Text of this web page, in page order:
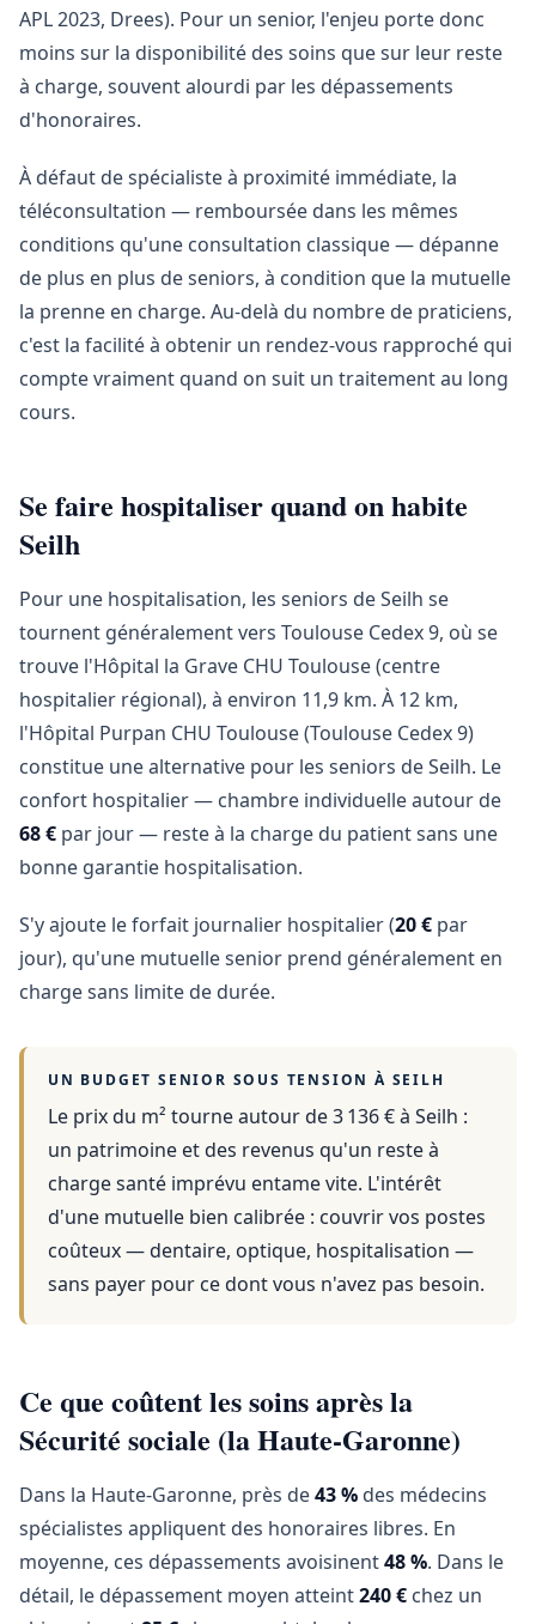
APL 2023, Drees). Pour un senior, l'enjeu porte donc
moins sur la disponibilité des soins que sur leur reste
à charge, souvent alourdi par les dépassements
d'honoraires.
À défaut de spécialiste à proximité immédiate, la
téléconsultation — remboursée dans les mêmes
conditions qu'une consultation classique — dépanne
de plus en plus de seniors, à condition que la mutuelle
la prenne en charge. Au-delà du nombre de praticiens,
c'est la facilité à obtenir un rendez-vous rapproché qui
compte vraiment quand on suit un traitement au long
cours.
Se faire hospitaliser quand on habite
Seilh
Pour une hospitalisation, les seniors de Seilh se
tournent généralement vers Toulouse Cedex 9, où se
trouve l'Hôpital la Grave CHU Toulouse (centre
hospitalier régional), à environ 11,9 km. À 12 km,
l'Hôpital Purpan CHU Toulouse (Toulouse Cedex 9)
constitue une alternative pour les seniors de Seilh. Le
confort hospitalier — chambre individuelle autour de
68 € par jour — reste à la charge du patient sans une
bonne garantie hospitalisation.
S'y ajoute le forfait journalier hospitalier (20 € par
jour), qu'une mutuelle senior prend généralement en
charge sans limite de durée.
UN BUDGET SENIOR SOUS TENSION À SEILH
Le prix du m² tourne autour de 3 136 €à Seilh :
un patrimoine et des revenus qu'un reste à
charge santé imprévu entame vite. L'intérêt
d'une mutuelle bien calibrée : couvrir vos postes
coûteux — dentaire, optique, hospitalisation —
sans payer pour ce dont vous n'avez pas besoin.
Ce que coûtent les soins après la
Sécurité sociale (la Haute-Garonne)
Dans la Haute-Garonne, près de43 % des médecins
spécialistes appliquent des honoraires libres. En
moyenne, ces dépassements avoisinent48 %. Dans le
détail, le dépassement moyen atteint240 € chez un